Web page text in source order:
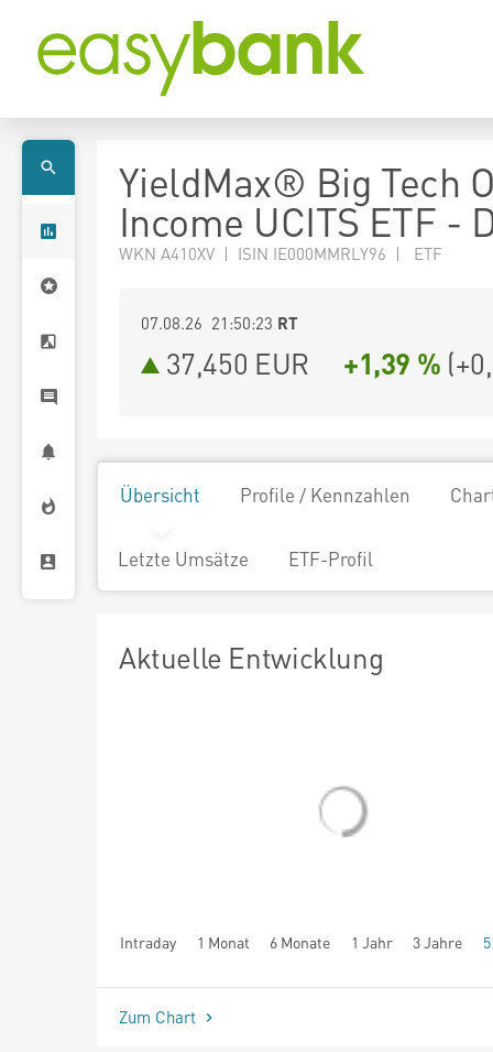
YieldMax® Big Tech
Income UCITS ETF -
WKN A410XV | ISIN IE000MMRLY96 | ETF
07.08.26 21:50:23 RT
37,450 EUR +1,39 % (
Übersicht Profile / Kennzahlen
Letzte Umsätze ETF-Profil
Aktuelle Entwicklung
Intraday 1 Monat 6 Monate 1 Jahr 3 Jahre
seit Beginn
Zum Chart